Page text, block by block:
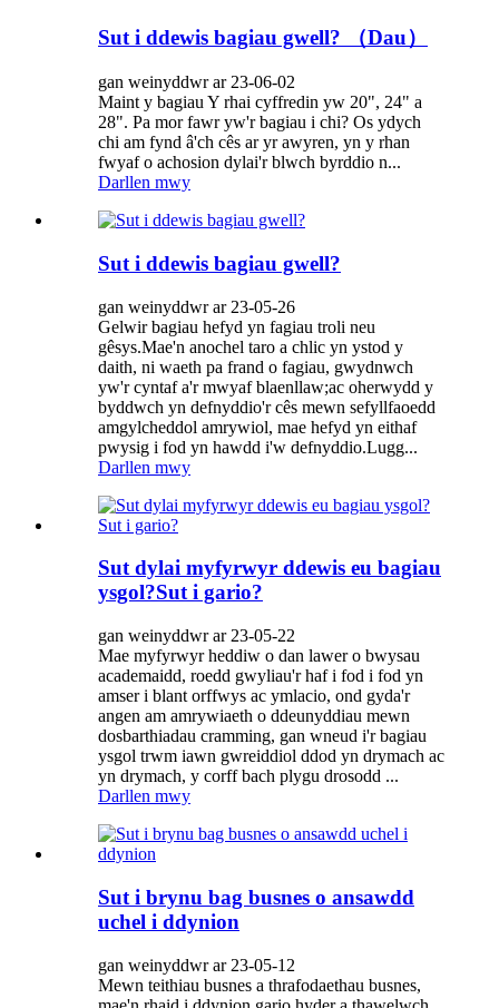
Sut i ddewis bagiau gwell? （Dau）
gan weinyddwr ar 23-06-02
Maint y bagiau Y rhai cyffredin yw 20", 24" a
28". Pa mor fawr yw'r bagiau i chi? Os ydych
chi am fynd â'ch cês ar yr awyren, yn y rhan
fwyaf o achosion dylai'r blwch byrddio n...
Darllen mwy
Sut i ddewis bagiau gwell?
gan weinyddwr ar 23-05-26
Gelwir bagiau hefyd yn fagiau troli neu
gêsys.Mae'n anochel taro a chlic yn ystod y
daith, ni waeth pa frand o fagiau, gwydnwch
yw'r cyntaf a'r mwyaf blaenllaw;ac oherwydd y
byddwch yn defnyddio'r cês mewn sefyllfaoedd
amgylcheddol amrywiol, mae hefyd yn eithaf
pwysig i fod yn hawdd i'w defnyddio.Lugg...
Darllen mwy
Sut dylai myfyrwyr ddewis eu bagiau
ysgol?Sut i gario?
gan weinyddwr ar 23-05-22
Mae myfyrwyr heddiw o dan lawer o bwysau
academaidd, roedd gwyliau'r haf i fod i fod yn
amser i blant orffwys ac ymlacio, ond gyda'r
angen am amrywiaeth o ddeunyddiau mewn
dosbarthiadau cramming, gan wneud i'r bagiau
ysgol trwm iawn gwreiddiol ddod yn drymach ac
yn drymach, y corff bach plygu drosodd ...
Darllen mwy
Sut i brynu bag busnes o ansawdd
uchel i ddynion
gan weinyddwr ar 23-05-12
Mewn teithiau busnes a thrafodaethau busnes,